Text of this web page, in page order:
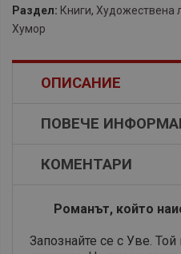
Раздел: Книги, Художествена
Хумор
ОПИСАНИЕ
ПОВЕЧЕ
КОМЕНТАРИ
​Романът, който
Запознайте се с Уве.